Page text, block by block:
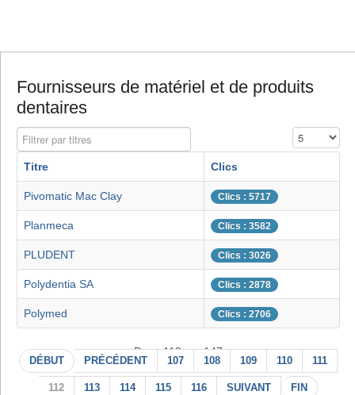
Fournisseurs de matériel et de produits
dentaires
Filtrer par titres Affichage #
Titre Clics
Pivomatic Mac Clay Clics : 5717
Planmeca Clics : 3582
PLUDENT Clics : 3026
Polydentia SA Clics : 2878
Polymed Clics : 2706
Page 112 sur 147
DÉBUT PRÉCÉDENT 107 108 109 110 111
112 113 114 115 116 SUIVANT FIN